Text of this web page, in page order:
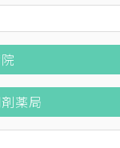
薬局